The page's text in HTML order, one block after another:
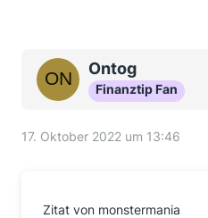
Ontog
Finanztip Fan
17. Oktober 2022 um 13:46
Zitat von monstermania